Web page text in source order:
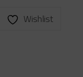
Wishlist